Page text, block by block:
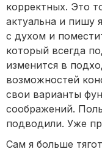
корректных. Это
актуальна и пишу
с духом и
который всегда
изменится в
возможностей
свои варианты
соображений.
подводили. Уже
Сам я больше